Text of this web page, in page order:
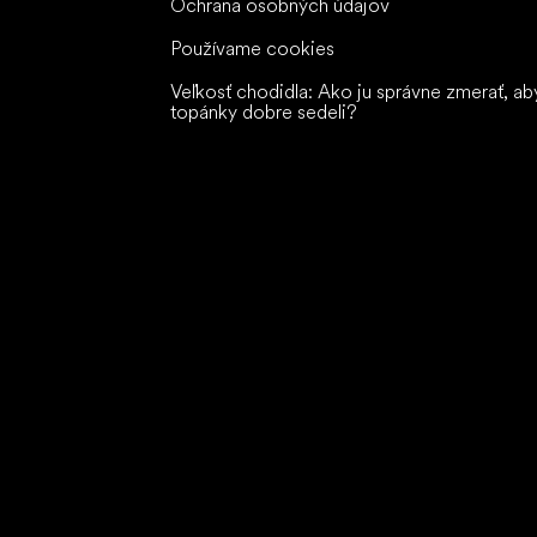
Ochrana osobných údajov
Používame cookies
Veľkosť chodidla: Ako ju správne zmerať,
topánky dobre sedeli?